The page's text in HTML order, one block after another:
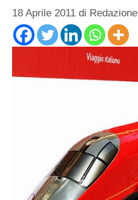
18 Aprile 2011 di Redazione